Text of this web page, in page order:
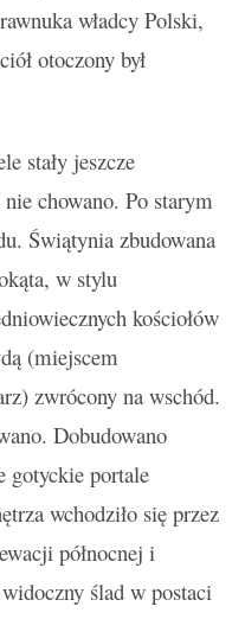
władcy Polski,
otoczony był
stały jeszcze
chowano. Po starym
Świątynia zbudowana
w stylu
kościołów
(miejscem
zwrócony na wschód.
Dobudowano
gotyckie portale
wchodziło się przez
północnej i
ślad w postaci